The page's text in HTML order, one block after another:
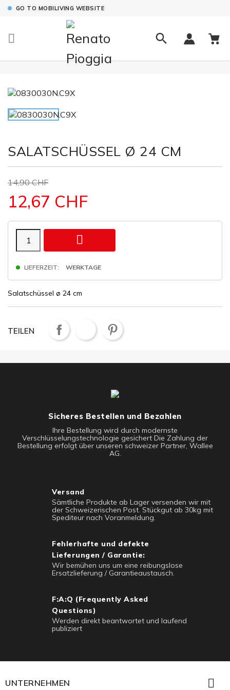
GO TO MOBILIVING WEBSITE

SALATSCHÜSSEL Ø 24 CM
14,90 CHF
12,67 CHF

LIEFERZEIT: WERKTAGE
Salatschüssel ø 24 cm
TEILEN
Sicheres Bestellen und Bezahlen
Ihre Bestellung wird durch modernste
Verschlüsselungstechnologie gesichert Die Zahlung der
Bestellung erfolgt über unseren schweizer Partner, Wallee
AG.
Versand
Sämtliche Produkte ab Lager versenden wir mit
der Schweizerischen Post. Stückgut ab 30kg mit
Spediteur nach Voranmeldung.
Fehlerhafte und defekte
Lieferungen / Garantie:
Wir bemühen uns um eine reibungslose
Ersatzlieferung / Garantieaustausch.
F:A:Q (Frequently Asked
Questions)
Werden direkt beantwortet und laufend
publiziert
UNTERNEHMEN 